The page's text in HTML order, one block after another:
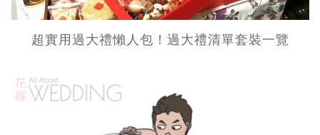
超實用過大禮懶人包！過大禮清單套裝一覽